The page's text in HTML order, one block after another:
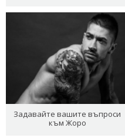
Задавайте вашите въпроси
към Жоро